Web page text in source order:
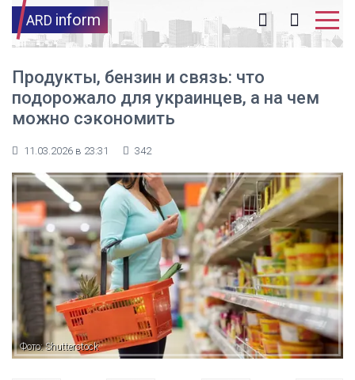
ARD inform
Продукты, бензин и связь: что
подорожало для украинцев, а на чем
можно сэкономить
11.03.2026 в 23:31 342
Фото: Shutterstock